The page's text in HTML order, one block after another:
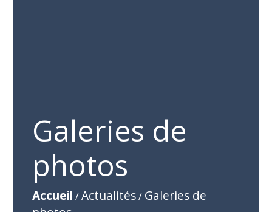
Galeries de
photos
Accueil /Actualités/ Galeries de